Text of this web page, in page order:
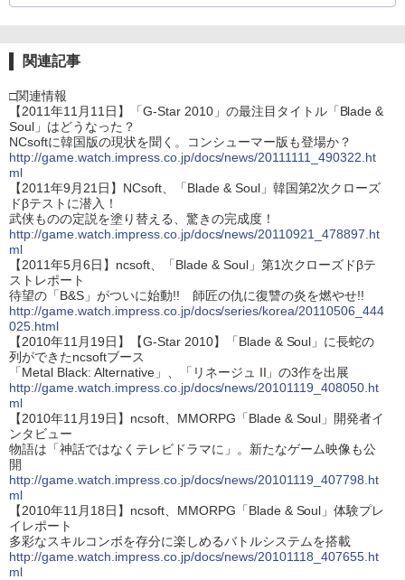
関連記事
□関連情報
【2011年11月11日】「G-Star 2010」の最注目タイトル「Blade &
Soul」はどうなった？
NCsoftに韓国版の現状を聞く。コンシューマー版も登場か？
http://game.watch.impress.co.jp/docs/news/20111111_490322.ht
ml
【2011年9月21日】NCsoft、「Blade & Soul」韓国第2次クローズ
ドβテストに潜入！
武侠ものの定説を塗り替える、驚きの完成度！
http://game.watch.impress.co.jp/docs/news/20110921_478897.ht
ml
【2011年5月6日】ncsoft、「Blade & Soul」第1次クローズドβテ
ストレポート
待望の「B&S」がついに始動!! 師匠の仇に復讐の炎を燃やせ!!
http://game.watch.impress.co.jp/docs/series/korea/20110506_444
025.html
【2010年11月19日】【G-Star 2010】「Blade & Soul」に長蛇の
列ができたncsoftブース
「Metal Black: Alternative」、「リネージュ II」の3作を出展
http://game.watch.impress.co.jp/docs/news/20101119_408050.ht
ml
【2010年11月19日】ncsoft、MMORPG「Blade & Soul」開発者イ
ンタビュー
物語は「神話ではなくテレビドラマに」。新たなゲーム映像も公
開
http://game.watch.impress.co.jp/docs/news/20101119_407798.ht
ml
【2010年11月18日】ncsoft、MMORPG「Blade & Soul」体験プレ
イレポート
多彩なスキルコンボを存分に楽しめるバトルシステムを搭載
http://game.watch.impress.co.jp/docs/news/20101118_407655.ht
ml